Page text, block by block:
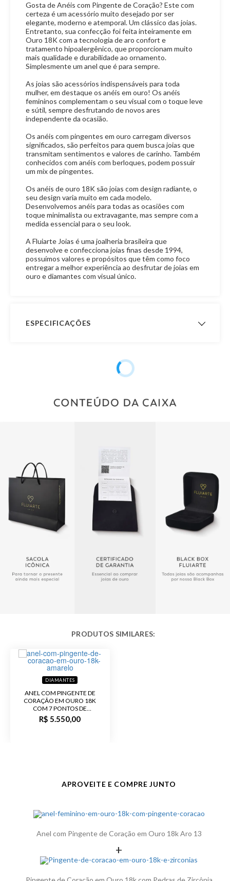
Gosta de Anéis com Pingente de Coração? Este com
certeza é um acessório muito desejado por ser
elegante, moderno e atemporal. Um clássico das joias.
Entretanto, sua confecção foi feita inteiramente em
Ouro 18K com a tecnologia de aro confort e
tratamento hipoalergênico, que proporcionam muito
mais qualidade e durabilidade ao ornamento.
Simplesmente um anel que é para sempre.
As joias são acessórios indispensáveis para toda
mulher, em destaque os anéis em ouro! Os anéis
femininos complementam o seu visual com o toque leve
e sútil, sempre desfrutando de novos ares
independente da ocasião.
Os anéis com pingentes em ouro carregam diversos
significados, são perfeitos para quem busca joias que
transmitam sentimentos e valores de carinho. Também
conhecidos com anéis com berloques, podem possuir
um mix de pingentes.
Os anéis de ouro 18K são joias com design radiante, o
seu design varia muito em cada modelo.
Desenvolvemos anéis para todas as ocasiões com
toque minimalista ou extravagante, mas sempre com a
medida essencial para o seu look.
A Fluiarte Joias é uma joalheria brasileira que
desenvolve e confecciona joias finas desde 1994,
possuímos valores e propósitos que têm como foco
entregar a melhor experiência ao desfrutar de joias em
ouro e diamantes com visual único.
ESPECIFICAÇÕES
Sem Pedra
Feminino
Acabamento Polido
DIAMANTES
ANEL COM PINGENTE DE
CORAÇÃO EM OURO 18K
COM 7 PONTOS DE
DIAMANTE
R$ 5.550,00
APROVEITE E COMPRE JUNTO
Anel com Pingente de Coração em Ouro 18k Aro 13
+